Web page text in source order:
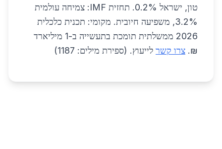
טון, ישראל 0.2%. תחזית IMF: צמיחה עולמית
3.2%, משפיעה חיובית. מקומי: תכנית כלכלית
2026 ממשלתית תומכת בתעשייה ב-1 מיליארד
₪. צרו קשר לייעוץ. (ספירת מילים: 1187)